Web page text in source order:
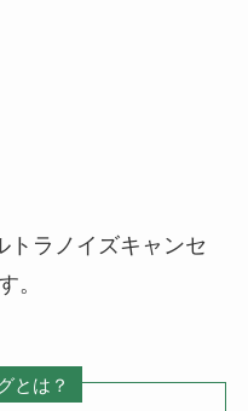
トラノイズキャンセ
。
とは？